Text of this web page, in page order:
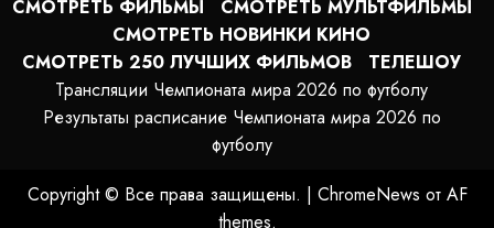
СМОТРЕТЬ ФИЛЬМЫ
СМОТРЕТЬ МУЛЬТФИЛЬМЫ
СМОТРЕТЬ НОВИНКИ КИНО
СМОТРЕТЬ 250 ЛУЧШИХ ФИЛЬМОВ
ТЕЛЕШОУ
Трансляции Чемпионата мира 2026 по футболу
Результаты расписание Чемпионата мира 2026 по
футболу
Copyright © Все права защищены. | ChromeNews от AF
themes.